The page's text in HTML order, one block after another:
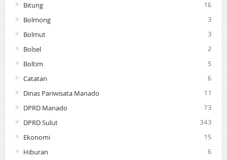
Bitung 16
Bolmong 3
Bolmut 3
Bolsel 2
Boltim 5
Catatan 6
Dinas Pariwisata Manado 11
DPRD Manado 73
DPRD Sulut 343
Ekonomi 15
Hiburan 6